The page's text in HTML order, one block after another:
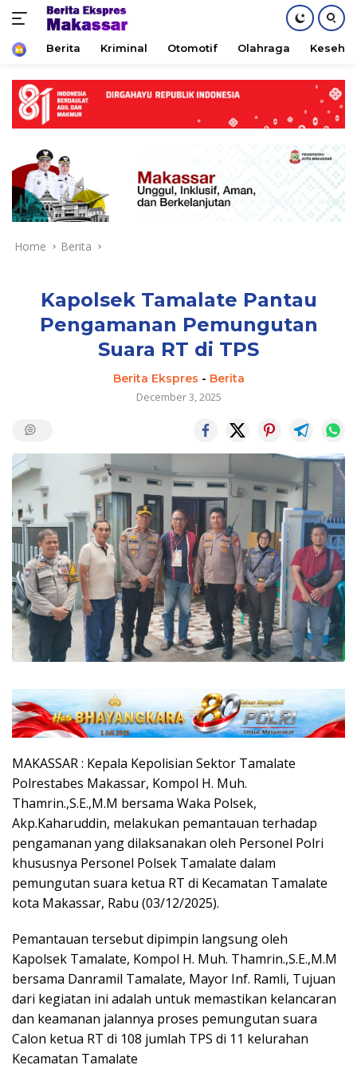
content
HomeBerita Kriminal Otomotif Olahraga
Home Berita
Kapolsek Tamalate Pantau
Pengamanan Pemungutan
Suara RT di TPS
Berita Ekspres - Berita
December 3, 2025
MAKASSAR : Kepala Kepolisian Sektor Tamalate
Polrestabes Makassar, Kompol H. Muh.
Thamrin.,S.E.,M.M bersama Waka Polsek,
Akp.Kaharuddin, melakukan pemantauan terhadap
pengamanan yang dilaksanakan oleh Personel Polri
khususnya Personel Polsek Tamalate dalam
pemungutan suara ketua RT di Kecamatan Tamalate
kota Makassar, Rabu (03/12/2025).
Pemantauan tersebut dipimpin langsung oleh
Kapolsek Tamalate, Kompol H. Muh. Thamrin.,S.E.,M.M
bersama Danramil Tamalate, Mayor Inf. Ramli, Tujuan
dari kegiatan ini adalah untuk memastikan kelancaran
dan keamanan jalannya proses pemungutan suara
Calon ketua RT di 108 jumlah TPS di 11 kelurahan
Kecamatan Tamalate